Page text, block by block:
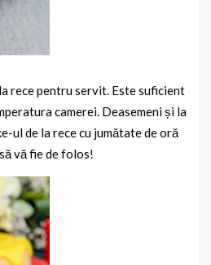
rece pentru servit. Este suficient
camerei. Deasemeni și la
ul de la rece cu jumătate de oră
vă fie de folos!